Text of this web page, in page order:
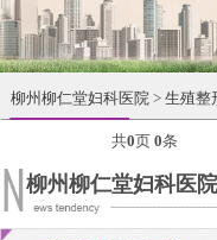
柳州柳仁堂妇科医院> 生殖整
共0 页0条
柳州柳仁堂妇科医